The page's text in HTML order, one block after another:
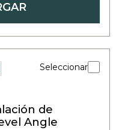
Seleccionar
de
Angle